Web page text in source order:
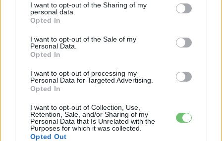
I want to opt-out of the Sharing of my
personal data.
Opted In
I want to opt-out of the Sale of my
Personal Data.
Opted In
I want to opt-out of processing my
Personal Data for Targeted Advertising.
Opted In
I want to opt-out of Collection, Use,
Retention, Sale, and/or Sharing of my
Personal Data that Is Unrelated with the
Purposes for which it was collected.
Opted Out
Akkumulátor
németek, hogy lekörözzék a kínai LFP-
gyártókat
Elektromos
Kína szigorú határt szabott: legfeljebb